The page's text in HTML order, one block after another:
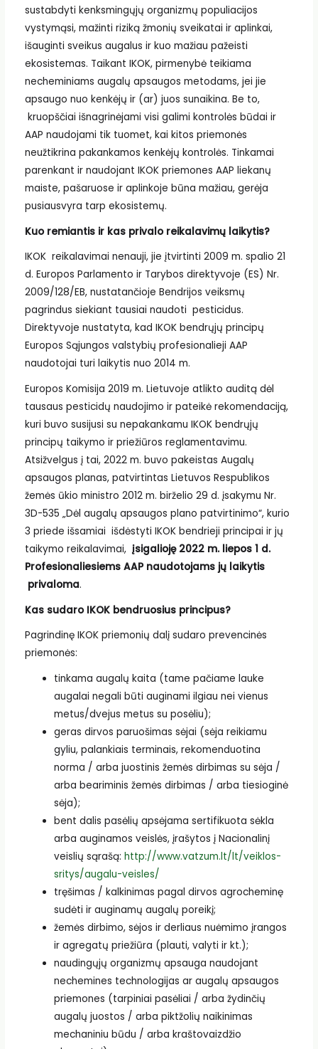
sustabdyti kenksmingųjų organizmų populiacijos
vystymąsi, mažinti riziką žmonių sveikatai ir aplinkai,
išauginti sveikus augalus ir kuo mažiau pažeisti
ekosistemas. Taikant IKOK, pirmenybė teikiama
necheminiams augalų apsaugos metodams, jei jie
apsaugo nuo kenkėjų ir (ar) juos sunaikina. Be to,
kruopščiai išnagrinėjami visi galimi kontrolės būdai ir
AAP naudojami tik tuomet, kai kitos priemonės
neužtikrina pakankamos kenkėjų kontrolės. Tinkamai
parenkant ir naudojant IKOK priemones AAP liekanų
maiste, pašaruose ir aplinkoje būna mažiau, gerėja
pusiausvyra tarp ekosistemų.
Kuo remiantis ir kas privalo reikalavimų laikytis?
IKOK reikalavimai nenauji, jie įtvirtinti 2009 m. spalio 21
d. Europos Parlamento ir Tarybos direktyvoje (ES) Nr.
2009/128/EB, nustatančioje Bendrijos veiksmų
pagrindus siekiant tausiai naudoti pesticidus.
Direktyvoje nustatyta, kad IKOK bendrųjų principų
Europos Sąjungos valstybių profesionalieji AAP
naudotojai turi laikytis nuo 2014 m.
Europos Komisija 2019 m. Lietuvoje atlikto auditą dėl
tausaus pesticidų naudojimo ir pateikė rekomendaciją,
kuri buvo susijusi su nepakankamu IKOK bendrųjų
principų taikymo ir priežiūros reglamentavimu.
Atsižvelgus į tai, 2022 m. buvo pakeistas Augalų
apsaugos planas, patvirtintas Lietuvos Respublikos
žemės ūkio ministro 2012 m. birželio 29 d. įsakymu Nr.
3D-535 „Dėl augalų apsaugos plano patvirtinimo“, kurio
3 priede išsamiai išdėstyti IKOK bendrieji principai ir jų
taikymo reikalavimai, įsigalioję 2022 m. liepos 1 d.
Profesionaliesiems AAP naudotojams jų laikytis
privaloma.
Kas sudaro IKOK bendruosius principus?
Pagrindinę IKOK priemonių dalį sudaro prevencinės
priemonės:
tinkama augalų kaita (tame pačiame lauke
augalai negali būti auginami ilgiau nei vienus
metus/dvejus metus su posėliu);
geras dirvos paruošimas sėjai (sėja reikiamu
gyliu, palankiais terminais, rekomenduotina
norma / arba juostinis žemės dirbimas su sėja /
arba beariminis žemės dirbimas / arba tiesioginė
sėja);
bent dalis pasėlių apsėjama sertifikuota sėkla
arba auginamos veislės, įrašytos į Nacionalinį
veislių sąrašą: http://www.vatzum.lt/lt/veiklos-
sritys/augalu-veisles/
tręšimas / kalkinimas pagal dirvos agrocheminę
sudėti ir auginamų augalų poreikį;
žemės dirbimo, sėjos ir derliaus nuėmimo įrangos
ir agregatų priežiūra (plauti, valyti ir kt.);
naudingųjų organizmų apsauga naudojant
nechemines technologijas ar augalų apsaugos
priemones (tarpiniai pasėliai / arba žydinčių
augalų juostos / arba piktžolių naikinimas
mechaniniu būdu / arba kraštovaizdžio